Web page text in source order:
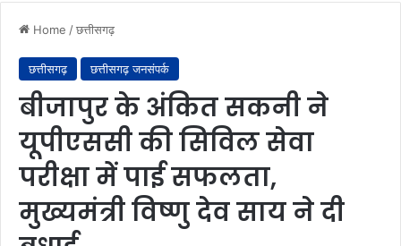
Home /छत्तीसगढ़
छत्तीसगढ़ छत्तीसगढ़ जनसंपर्क
बीजापुर के अंकित सकनी ने
यूपीएससी की सिविल सेवा
परीक्षा में पाई सफलता,
मुख्यमंत्री विष्णु देव साय ने दी